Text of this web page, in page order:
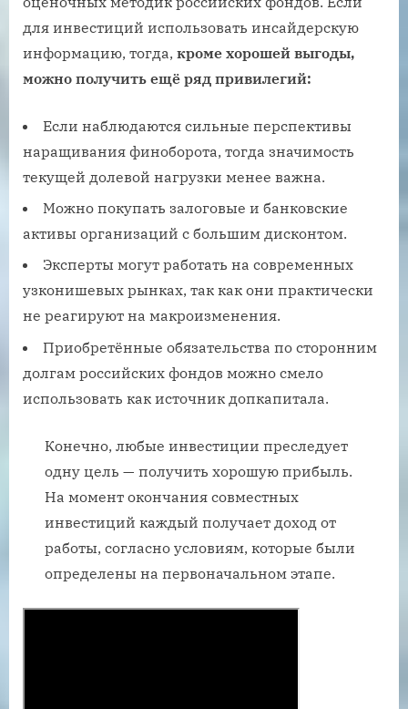
для инвестиций использовать инсайдерскую
информацию, тогда, кроме хорошей выгоды,
можно получить ещё ряд привилегий:
Если наблюдаются сильные перспективы
наращивания финоборота, тогда значимость
текущей долевой нагрузки менее важна.
Можно покупать залоговые и банковские
активы организаций с большим дисконтом.
Эксперты могут работать на современных
узконишевых рынках, так как они практически
не реагируют на макроизменения.
Приобретённые обязательства по сторонним
долгам российских фондов можно смело
использовать как источник допкапитала.
Конечно, любые инвестиции преследует
одну цель — получить хорошую прибыль.
На момент окончания совместных
инвестиций каждый получает доход от
работы, согласно условиям, которые были
определены на первоначальном этапе.